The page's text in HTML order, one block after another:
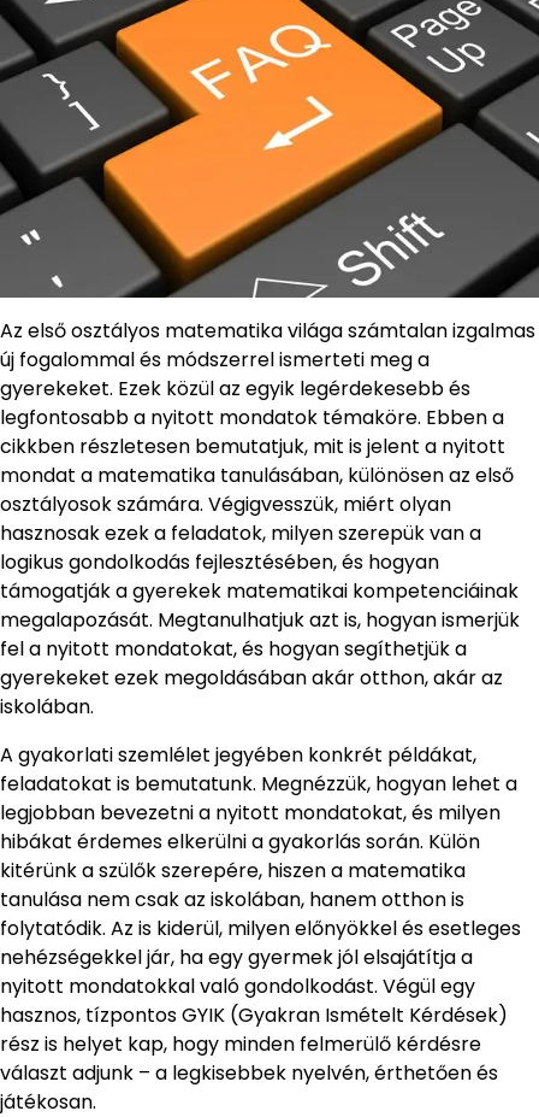
Az első osztályos matematika világa számtalan izgalmas
új fogalommal és módszerrel ismerteti meg a
gyerekeket. Ezek közül az egyik legérdekesebb és
legfontosabb a nyitott mondatok témaköre. Ebben a
cikkben részletesen bemutatjuk, mit is jelent a nyitott
mondat a matematika tanulásában, különösen az első
osztályosok számára. Végigvesszük, miért olyan
hasznosak ezek a feladatok, milyen szerepük van a
logikus gondolkodás fejlesztésében, és hogyan
támogatják a gyerekek matematikai kompetenciáinak
megalapozását. Megtanulhatjuk azt is, hogyan ismerjük
fel a nyitott mondatokat, és hogyan segíthetjük a
gyerekeket ezek megoldásában akár otthon, akár az
iskolában.
A gyakorlati szemlélet jegyében konkrét példákat,
feladatokat is bemutatunk. Megnézzük, hogyan lehet a
legjobban bevezetni a nyitott mondatokat, és milyen
hibákat érdemes elkerülni a gyakorlás során. Külön
kitérünk a szülők szerepére, hiszen a matematika
tanulása nem csak az iskolában, hanem otthon is
folytatódik. Az is kiderül, milyen előnyökkel és esetleges
nehézségekkel jár, ha egy gyermek jól elsajátítja a
nyitott mondatokkal való gondolkodást. Végül egy
hasznos, tízpontos GYIK (Gyakran Ismételt Kérdések)
rész is helyet kap, hogy minden felmerülő kérdésre
választ adjunk – a legkisebbek nyelvén, érthetően és
játékosan.